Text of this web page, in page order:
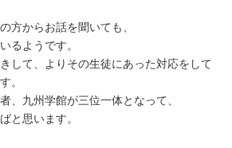
方からお話を聞いても、
るようです。
して、よりその生徒にあった対応をして
。
、九州学館が三位一体となって、
と思います。